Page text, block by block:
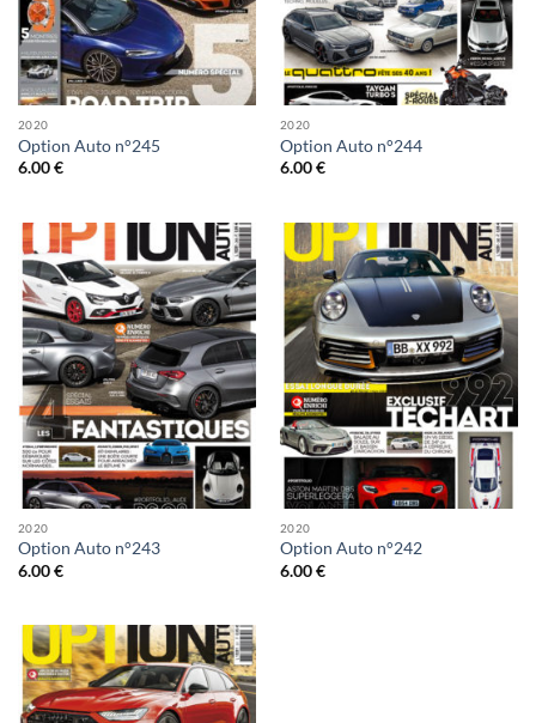
2020
Option Auto n°245
6.00€
2020
Option Auto n°244
6.00€
2020
Option Auto n°243
6.00€
2020
Option Auto n°242
6.00€